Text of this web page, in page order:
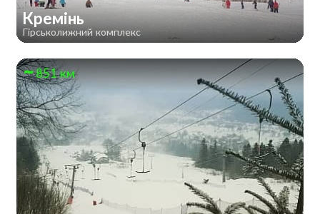
Кремінь
Гірськолижний комплекс
851 км